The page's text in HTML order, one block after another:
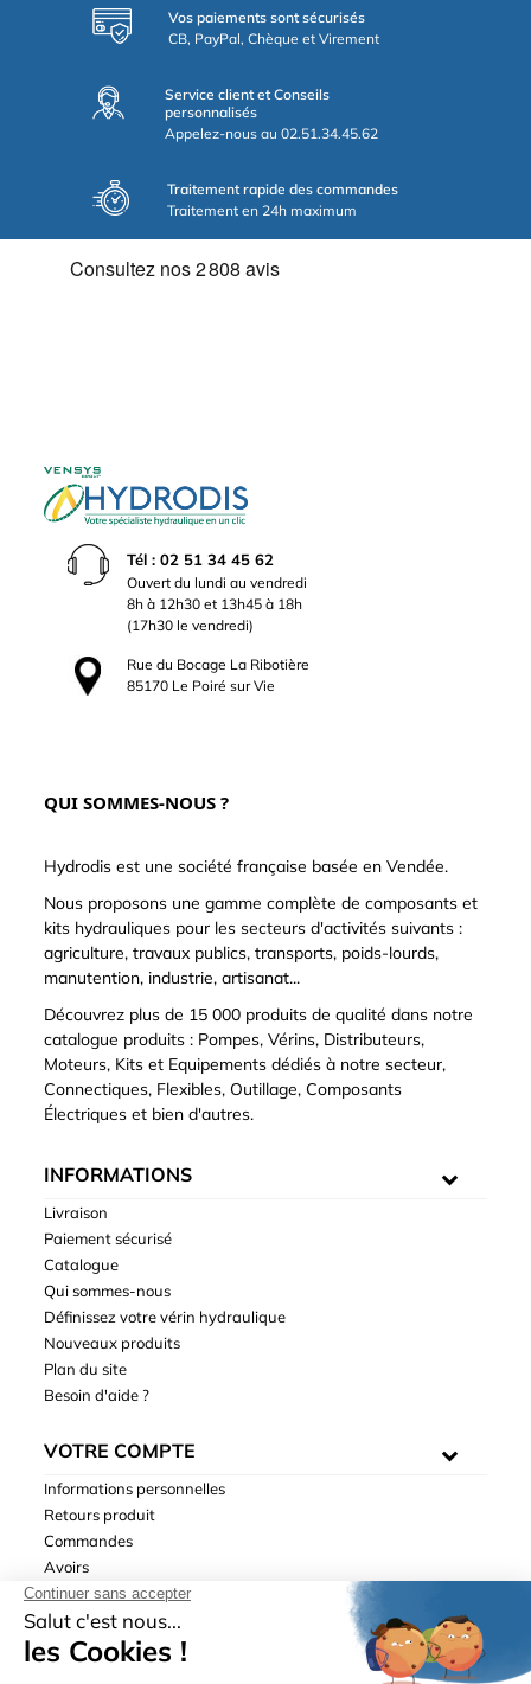
Vos paiements sont sécurisés
CB, PayPal, Chèque et Virement
Service client et Conseils
personnalisés
Appelez-nous au 02.51.34.45.62
Traitement rapide des commandes
Traitement en 24h maximum
Tél : 02 51 34 45 62
Ouvert du lundi au vendredi
8h à 12h30 et 13h45 à 18h
(17h30 le vendredi)
Rue du Bocage La Ribotière
85170 Le Poiré sur Vie
QUI SOMMES-NOUS ?
Hydrodis est une société française basée en Vendée.
Nous proposons une gamme complète de composants et
kits hydrauliques pour les secteurs d'activités suivants :
agriculture, travaux publics, transports, poids-lourds,
manutention, industrie, artisanat...
Découvrez plus de 15 000 produits de qualité dans notre
catalogue produits : Pompes, Vérins, Distributeurs,
Moteurs, Kits et Equipements dédiés à notre secteur,
Connectiques, Flexibles, Outillage, Composants
Électriques et bien d'autres.
INFORMATIONS
Livraison
Paiement sécurisé
Catalogue
Qui sommes-nous
Définissez votre vérin hydraulique
Nouveaux produits
Plan du site
Besoin d'aide ?
VOTRE COMPTE
Informations personnelles
Retours produit
Commandes
Avoirs
Adresses
Bons de réduction